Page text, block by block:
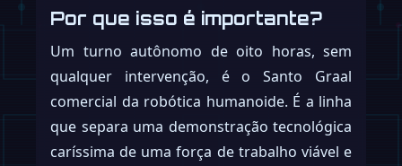
Por que isso é importante?
Um turno autônomo de oito horas, sem
qualquer intervenção, é o Santo Graal
comercial da robótica humanoide. É a linha
que separa uma demonstração tecnológica
caríssima de uma força de trabalho viável e